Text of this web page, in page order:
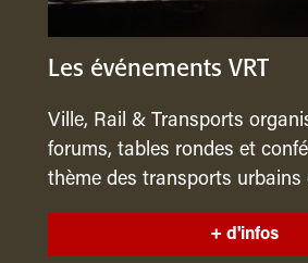
Les événements VRT
Ville, Rail & Transports
forums, tables rondes et
thème des transports urbains
+ d'infos